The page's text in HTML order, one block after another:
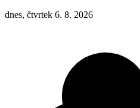
dnes, čtvrtek 6. 8. 2026